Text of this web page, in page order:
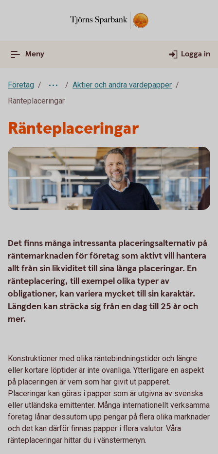
Meny Logga in
Företag
Aktier och andra värdepapper
Ränteplaceringar
Ränteplaceringar
Det finns många intressanta placeringsalternativ på
räntemarknaden för företag som aktivt vill hantera
allt från sin likviditet till sina långa placeringar. En
ränteplacering, till exempel olika typer av
obligationer, kan variera mycket till sin karaktär.
Längden kan sträcka sig från en dag till 25 år och
mer.
Konstruktioner med olika räntebindningstider och längre
eller kortare löptider är inte ovanliga. Ytterligare en aspekt
på placeringen är vem som har givit ut papperet.
Placeringar kan göras i papper som är utgivna av svenska
eller utländska emittenter. Många internationellt verksamma
företag lånar dessutom upp pengar på flera olika marknader
och det kan därför finnas papper i flera valutor. Våra
ränteplaceringar hittar du i vänstermenyn.